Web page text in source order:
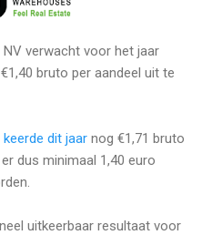
verwacht voor het jaar
bruto per aandeel uit te
keerde dit jaar nog €1,71 bruto
dus minimaal 1,40 euro
uitkeerbaar resultaat voor